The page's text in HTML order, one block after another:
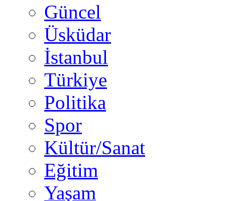
Güncel
Üsküdar
İstanbul
Türkiye
Politika
Spor
Kültür/Sanat
Eğitim
Yaşam